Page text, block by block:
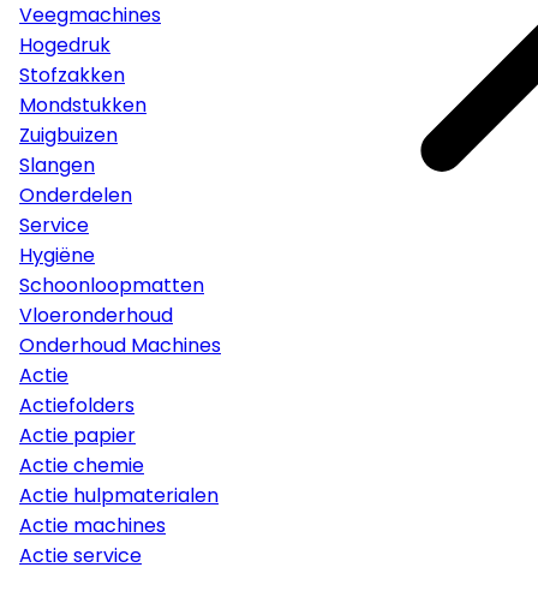
Veegmachines
Hogedruk
Stofzakken
Mondstukken
Zuigbuizen
Slangen
Onderdelen
Service
Hygiëne
Schoonloopmatten
Vloeronderhoud
Onderhoud Machines
Actie
Actiefolders
Actie papier
Actie chemie
Actie hulpmaterialen
Actie machines
Actie service